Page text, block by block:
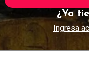
¿Ya
Ingresa